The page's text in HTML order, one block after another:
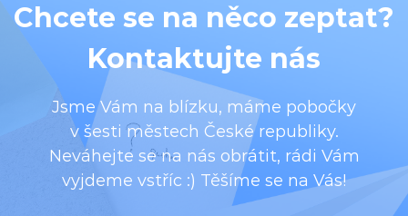
Chcete se na něco zeptat?
Kontaktujte nás
Jsme Vám na blízku, máme pobočky
v šesti městech České republiky.
Neváhejte se na nás obrátit, rádi Vám
vyjdeme vstříc :) Těšíme se na Vás!